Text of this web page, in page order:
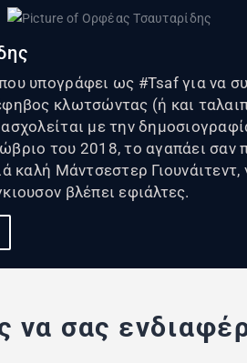
υπογράφει ως #Tsaf για να
κλωτσώντας (ή και
με την
του 2018, το αγαπάει σαν
καλή Μάντσεστερ Γιουνάιτεντ,
βλέπει εφιάλτες.
να σας